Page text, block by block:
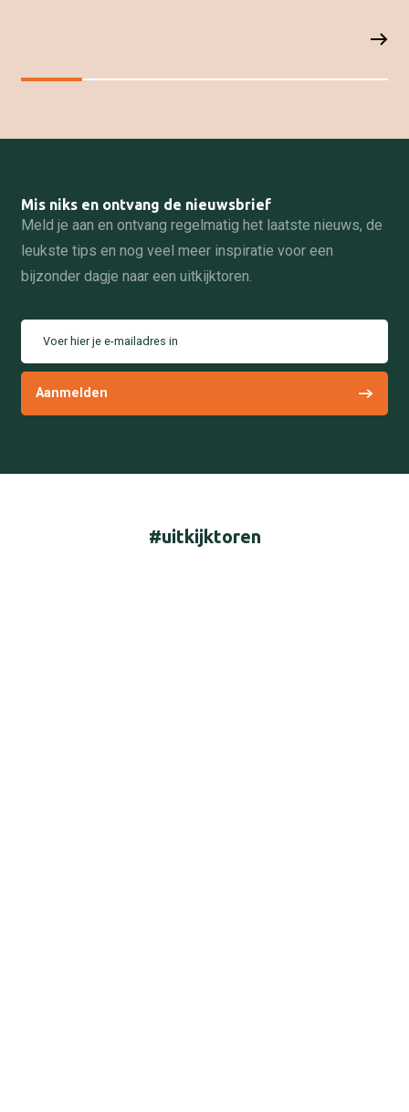
Mis niks en ontvang de nieuwsbrief
Meld je aan en ontvang regelmatig het laatste nieuws, de
leukste tips en nog veel meer inspiratie voor een
bijzonder dagje naar een uitkijktoren.
Voer hier je e-mailadres in
#uitkijktoren